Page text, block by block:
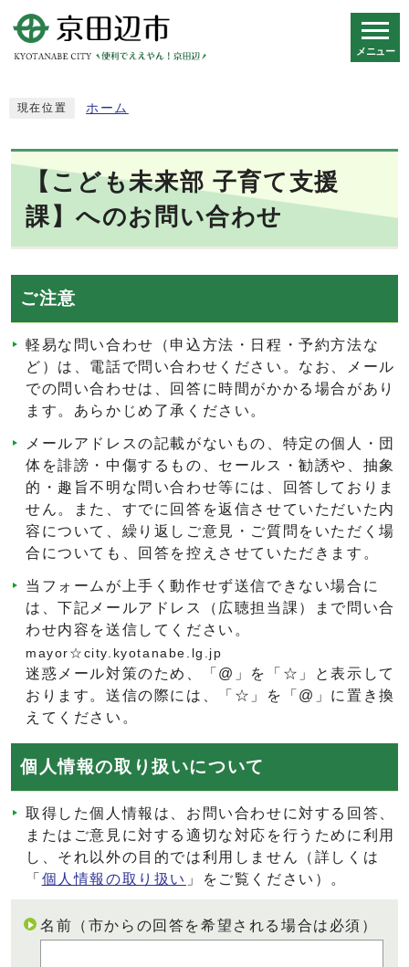
メニュー
現在位置 ホーム
【こども未来部 子育て支援
課】へのお問い合わせ
ご注意
軽易な問い合わせ（申込方法・日程・予約方法な
ど）は、電話で問い合わせください。なお、メール
での問い合わせは、回答に時間がかかる場合があり
ます。あらかじめ了承ください。
メールアドレスの記載がないもの、特定の個人・団
体を誹謗・中傷するもの、セールス・勧誘や、抽象
的・趣旨不明な問い合わせ等には、回答しておりま
せん。また、すでに回答を返信させていただいた内
容について、繰り返しご意見・ご質問をいただく場
合についても、回答を控えさせていただきます。
当フォームが上手く動作せず送信できない場合に
は、下記メールアドレス（広聴担当課）まで問い合
わせ内容を送信してください。
mayor☆city.kyotanabe.lg.jp
迷惑メール対策のため、「@」を「☆」と表示して
おります。送信の際には、「☆」を「@」に置き換
えてください。
個人情報の取り扱いについて
取得した個人情報は、お問い合わせに対する回答、
またはご意見に対する適切な対応を行うために利用
し、それ以外の目的では利用しません（詳しくは
「 個人情報の取り扱い 」をご覧ください）。
名前（市からの回答を希望される場合は必須）